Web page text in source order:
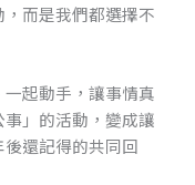
而是我們都選擇不
起動手，讓事情真
」的活動，變成讓
還記得的共同回